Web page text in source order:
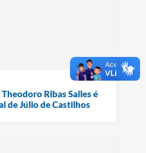
Ribas Salles é
de Júlio de Castilhos